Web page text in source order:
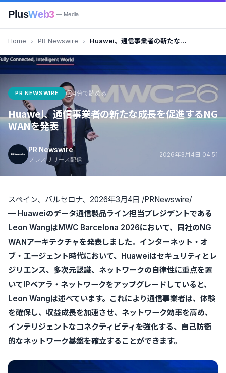
PlusWeb3 — Media
Home PR Newswire
Huawei、通信事業者の新たな成
PR NEWSWIRE 4分で読める
Huawei、通信事業者の新たな成長を促進するNG
WANを発表
PR Newswire
プレスリリース配信
2026年3月4日 04:51
スペイン、バルセロナ、2026年3月4日 /PRNewswire/
— Huaweiのデータ通信製品ライン担当プレジデントである
Leon WangはMWC Barcelona 2026において、同社のNG
WANアーキテクチャを発表しました。インターネット・オ
ブ・エージェント時代において、Huaweiはセキュリティとレ
ジリエンス、多次元認識、ネットワークの自律性に重点を置
いてIPベアラ・ネットワークをアップグレードしていると、
Leon Wangは述べています。これにより通信事業者は、体験
を確保し、収益成長を加速させ、ネットワーク効率を高め、
インテリジェントなコネクティビティを強化する、自己防衛
的なネットワーク基盤を確立することができます。